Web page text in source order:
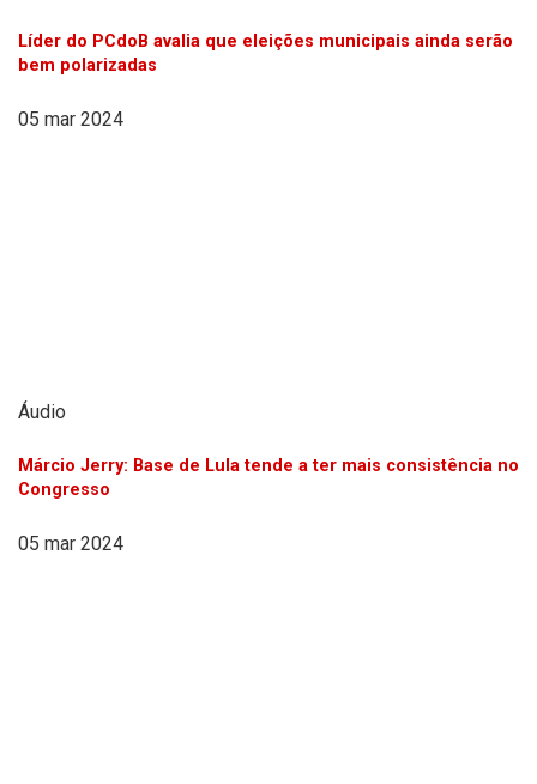
Líder do PCdoB avalia que eleições municipais ainda serão
bem polarizadas
05 mar 2024
Áudio
Márcio Jerry: Base de Lula tende a ter mais consistência no
Congresso
05 mar 2024